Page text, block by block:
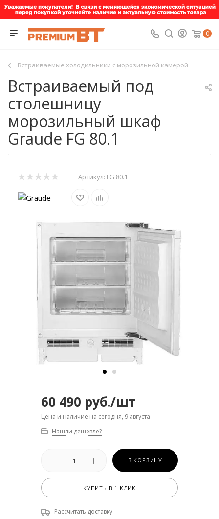
0
Встраиваемые холодильники с морозильной камерой
Встраиваемый под
столешницу
морозильный шкаф
Graude FG 80.1
Артикул: FG 80.1
60 490 руб./шт
Цена и наличие на сегодня, 9 августа
Нашли дешевле?
В КОРЗИНУ
КУПИТЬ В 1 КЛИК
Рассчитать доставку